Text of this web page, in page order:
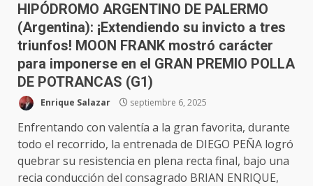
HIPÓDROMO ARGENTINO DE PALERMO
(Argentina): ¡Extendiendo su invicto a tres
triunfos! MOON FRANK mostró carácter
para imponerse en el GRAN PREMIO POLLA
DE POTRANCAS (G1)
Enrique Salazar septiembre 6, 2025
Enfrentando con valentía a la gran favorita, durante
todo el recorrido, la entrenada de DIEGO PEÑA logró
quebrar su resistencia en plena recta final, bajo una
recia conducción del consagrado BRIAN ENRIQUE,